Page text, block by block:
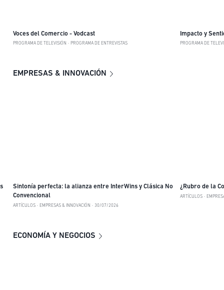
Voces del Comercio - Vodcast
PROGRAMA DE TELEVISIÓN PROGRAMA DE ENTREVISTAS
Impacto y
PROGRAMA DE
EMPRESAS & INNOVACIÓN
Sintonía perfecta: la alianza entre InterWins y Clásica No
Convencional
ARTÍCULOS EMPRESAS & INNOVACIÓN 30/07/2026
¿Rubro de la
ARTÍCULOS
ECONOMÍA Y NEGOCIOS